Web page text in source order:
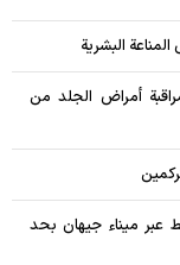
البشرية
أمراض الجلد من
عبر ميناء جيهان بحد